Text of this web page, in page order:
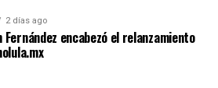
2 días ago
Fernández encabezó el relanzamiento